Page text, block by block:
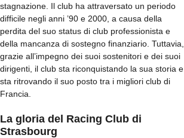
stagnazione. Il club ha attraversato un periodo
difficile negli anni ’90 e 2000, a causa della
perdita del suo status di club professionista e
della mancanza di sostegno finanziario. Tuttavia,
grazie all’impegno dei suoi sostenitori e dei suoi
dirigenti, il club sta riconquistando la sua storia e
sta ritrovando il suo posto tra i migliori club di
Francia.
La gloria del Racing Club di
Strasbourg